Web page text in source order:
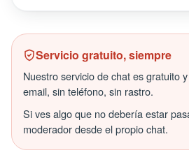
Servicio gratuito, siempre
Nuestro servicio de chat es gratuito
email, sin teléfono, sin rastro.
Si ves algo que no debería estar
moderador desde el propio chat.